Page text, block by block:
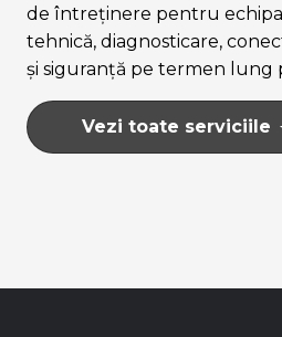
PENTRU DUȘ
COLOANE DE
DUȘ
PARE ȘI PĂLĂRII
PENTRU DUȘ
SETURI DE
PENTRU DUȘ
de întreținere pentru
tehnică, diagnosticare,
și siguranță pe termen
Vezi toate serviciile